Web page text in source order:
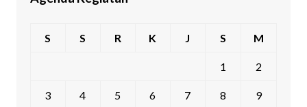
S S R K J S M
1 2
3 4 5 6 7 8 9